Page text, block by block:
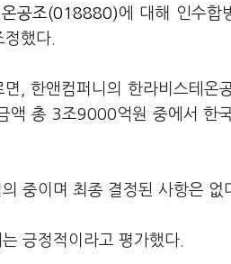
온공조(018880)에 대해 인수합
했다.
면, 한앤컴퍼니의 한라비스테
액 총 3조9000억원 중에서 한
중이며 최종 결정된 사항은 없
긍정적이라고 평가했다.